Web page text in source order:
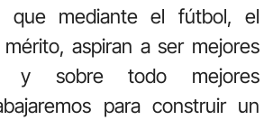
que mediante el fútbol, el
aspiran a ser mejores
y sobre todo mejores
para construir un